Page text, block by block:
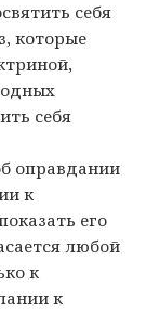
себя
которые
себя
оправдании
к
его
любой
к
к